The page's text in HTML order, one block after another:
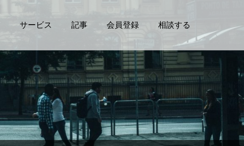
サービス 記事 会員登録 相談する